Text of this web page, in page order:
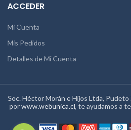
ACCEDER
Mi Cuenta
Mis Pedidos
Detalles de Mi Cuenta
Soc. Héctor Morán e Hijos Ltda,
porwww.webunica.cl, te ayudamos a